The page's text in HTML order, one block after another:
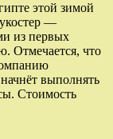
этой зимой
—
из первых
Отмечается, что
выполнять
Стоимость